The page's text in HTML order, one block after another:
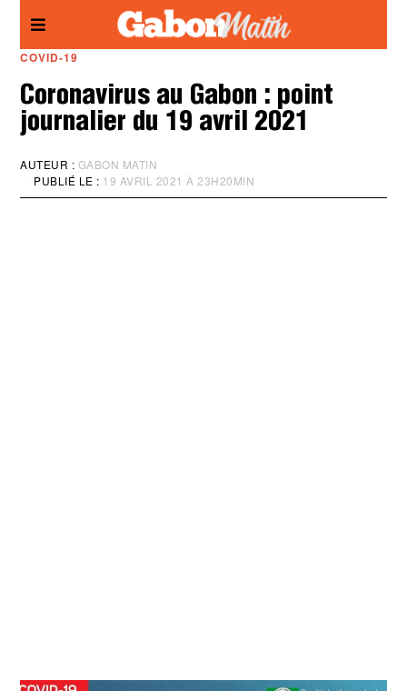
COVID-19
Coronavirus au Gabon : point
journalier du 19 avril 2021
AUTEUR : GABON MATIN
PUBLIÉ LE : 19 AVRIL 2021 À 23H20MIN
I
Panneau de gestion des cookies